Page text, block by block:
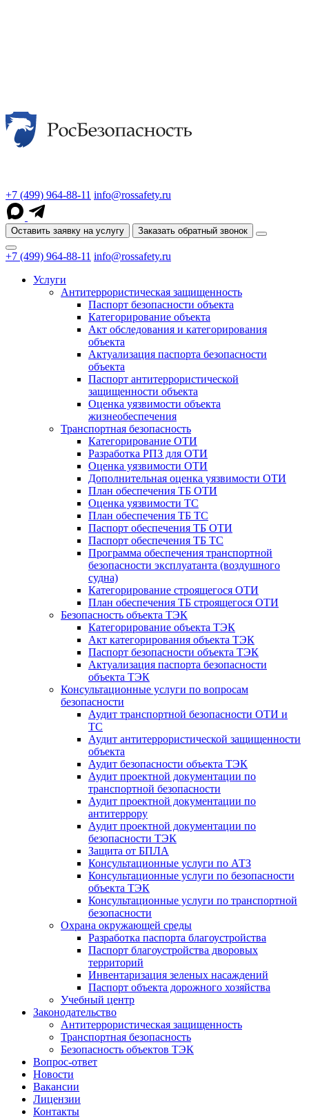
+7 (499) 964-88-11 info@rossafety.ru
Оставить заявку на услугу Заказать обратный звонок
+7 (499) 964-88-11 info@rossafety.ru
Услуги
Антитеррористическая защищенность
Паспорт безопасности объекта
Категорирование объекта
Акт обследования и категорирования
объекта
Актуализация паспорта безопасности
объекта
Паспорт антитеррористической
защищенности объекта
Оценка уязвимости объекта
жизнеобеспечения
Транспортная безопасность
Категорирование ОТИ
Разработка РПЗ для ОТИ
Оценка уязвимости ОТИ
Дополнительная оценка уязвимости ОТИ
План обеспечения ТБ ОТИ
Оценка уязвимости ТС
План обеспечения ТБ ТС
Паспорт обеспечения ТБ ОТИ
Паспорт обеспечения ТБ ТС
Программа обеспечения транспортной
безопасности эксплуатанта (воздушного
судна)
Категорирование строящегося ОТИ
План обеспечения ТБ строящегося ОТИ
Безопасность объекта ТЭК
Категорирование объекта ТЭК
Акт категорирования объекта ТЭК
Паспорт безопасности объекта ТЭК
Актуализация паспорта безопасности
объекта ТЭК
Консультационные услуги по вопросам
безопасности
Аудит транспортной безопасности ОТИ и
ТС
Аудит антитеррористической защищенности
объекта
Аудит безопасности объекта ТЭК
Аудит проектной документации по
транспортной безопасности
Аудит проектной документации по
антитеррору
Аудит проектной документации по
безопасности ТЭК
Защита от БПЛА
Консультационные услуги по АТЗ
Консультационные услуги по безопасности
объекта ТЭК
Консультационные услуги по транспортной
безопасности
Охрана окружающей среды
Разработка паспорта благоустройства
Паспорт благоустройства дворовых
территорий
Инвентаризация зеленых насаждений
Паспорт объекта дорожного хозяйства
Учебный центр
Законодательство
Антитеррористическая защищенность
Транспортная безопасность
Безопасность объектов ТЭК
Вопрос-ответ
Новости
Вакансии
Лицензии
Контакты